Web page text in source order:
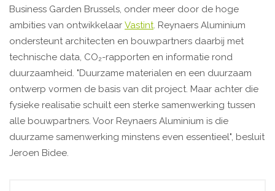
Business Garden Brussels, onder meer door de hoge
ambities van ontwikkelaar Vastint. Reynaers Aluminium
ondersteunt architecten en bouwpartners daarbij met
technische data, CO₂-rapporten en informatie rond
duurzaamheid. "Duurzame materialen en een duurzaam
ontwerp vormen de basis van dit project. Maar achter die
fysieke realisatie schuilt een sterke samenwerking tussen
alle bouwpartners. Voor Reynaers Aluminium is die
duurzame samenwerking minstens even essentieel", besluit
Jeroen Bidee.